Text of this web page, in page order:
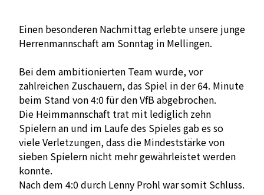
Einen besonderen Nachmittag erlebte unsere junge
Herrenmannschaft am Sonntag in Mellingen.
Bei dem ambitionierten Team wurde, vor
zahlreichen Zuschauern, das Spiel in der 64. Minute
beim Stand von 4:0 für den VfB abgebrochen.
Die Heimmannschaft trat mit lediglich zehn
Spielern an und im Laufe des Spieles gab es so
viele Verletzungen, dass die Mindeststärke von
sieben Spielern nicht mehr gewährleistet werden
konnte.
Nach dem 4:0 durch Lenny Prohl war somit Schluss.